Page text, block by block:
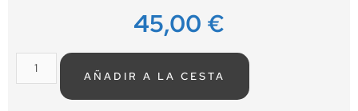
45,00 €
AÑADIR A LA CESTA